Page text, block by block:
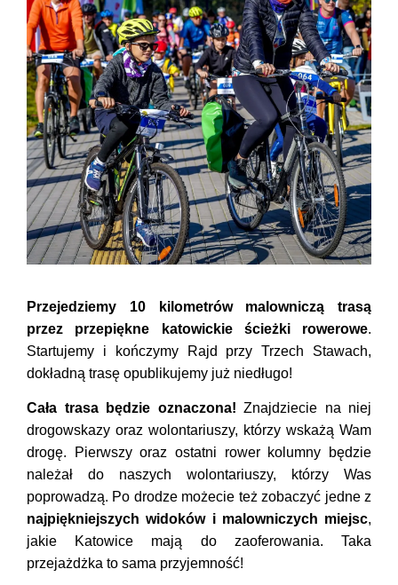
Przejedziemy 10 kilometrów malowniczą trasą
przez przepiękne katowickie ścieżki rowerowe.
Startujemy i kończymy Rajd przy Trzech Stawach,
dokładną trasę opublikujemy już niedługo!
Cała trasa będzie oznaczona! Znajdziecie na niej
drogowskazy oraz wolontariuszy, którzy wskażą Wam
drogę. Pierwszy oraz ostatni rower kolumny będzie
należał do naszych wolontariuszy, którzy Was
poprowadzą. Po drodze możecie też zobaczyć jedne z
najpiękniejszych widoków i malowniczych miejsc,
jakie Katowice mają do zaoferowania. Taka
przejażdżka to sama przyjemność!